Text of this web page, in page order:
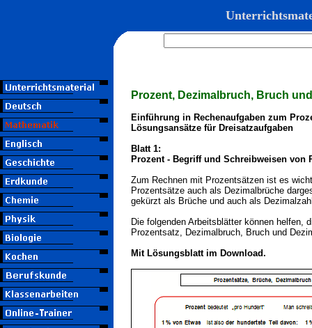
Prozent, Dezimalbruch, Bruch
Einführung in Rechenaufgaben zum
Lösungsansätze für Dreisatzaufgaben
Blatt 1:
Prozent - Begriff und Schreibweisen von
Zum Rechnen mit Prozentsätzen ist es
Prozentsätze auch als Dezimalbrüche
gekürzt als Brüche und auch als
Die folgenden Arbeitsblätter können helfen,
Prozentsatz, Dezimalbruch, Bruch und
Mit Lösungsblatt im Download.